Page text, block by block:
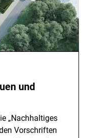
und
„Nachhaltiges
Vorschriften